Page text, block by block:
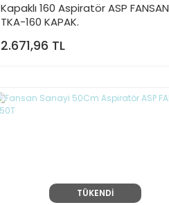
Kapaklı 160 Aspiratör ASP FANSAN
TKA-160 KAPAK.
2.671,96 TL
TÜKENDİ